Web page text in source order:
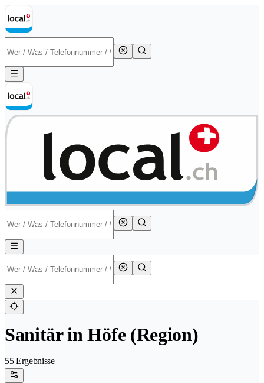
Sanitär in Höfe (Region)
55 Ergebnisse